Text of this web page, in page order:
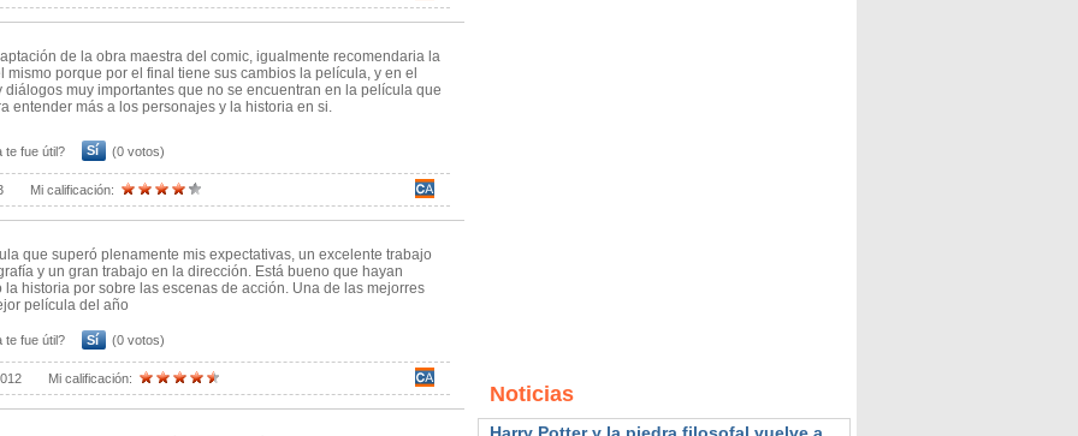
casi llega a interpretar al Doctor Manhattan. Gracias por existir
que cualquiera de las propuestas que llegaron a los Oscar en estos
creo que se va a destacar entre las grandes producciones que
que en mi opinión le hizo justicia a una gran historieta. Más allá
WATCHMEN VIVE.
de la obra maestra del comic, igualmente recomendaria la
mismo porque por el final tiene sus cambios la película, y en el
diálogos muy importantes que no se encuentran en la película que
entender más a los personajes y la historia en si.
te fue útil? Sí (0 votos)
Mi calificación:
que superó plenamente mis expectativas, un excelente trabajo
y un gran trabajo en la dirección. Está bueno que hayan
la historia por sobre las escenas de acción. Una de las mejorres
película del año
te fue útil? Sí (0 votos)
Mi calificación:
Noticias